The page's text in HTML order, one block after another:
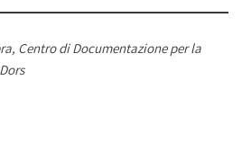
Centro di Documentazione per la